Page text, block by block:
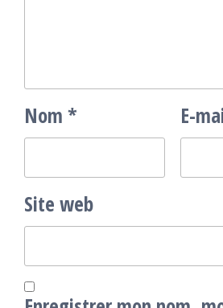
Nom * E-
Site web